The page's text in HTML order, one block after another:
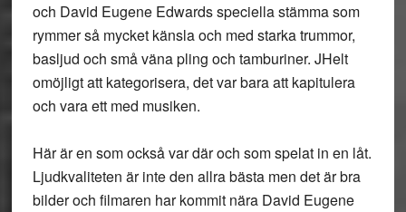
och David Eugene Edwards speciella stämma som
rymmer så mycket känsla och med starka trummor,
basljud och små väna pling och tamburiner. JHelt
omöjligt att kategorisera, det var bara att kapitulera
och vara ett med musiken.
Här är en som också var där och som spelat in en låt.
Ljudkvaliteten är inte den allra bästa men det är bra
bilder och filmaren har kommit nära David Eugene